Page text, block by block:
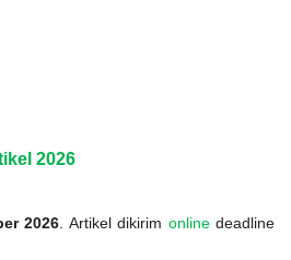
2026
2026 . Artikel dikirim onlinedeadline